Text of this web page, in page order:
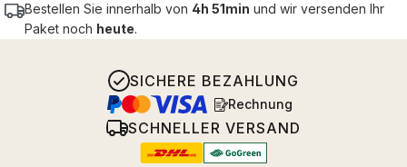
Bestellen Sie innerhalb von 4h 51min und wir versenden Ihr
Paket noch heute.
SICHERE BEZAHLUNG
Rechnung
SCHNELLER VERSAND